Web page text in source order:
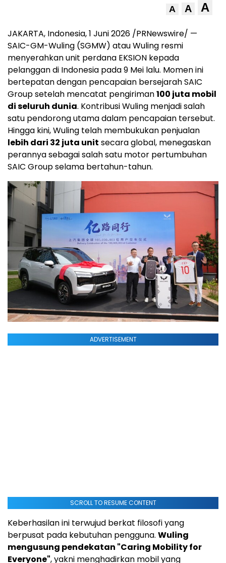
A A A
JAKARTA, Indonesia, 1 Juni 2026 /PRNewswire/ —
SAIC-GM-Wuling (SGMW) atau Wuling resmi
menyerahkan unit perdana EKSION kepada
pelanggan di Indonesia pada 9 Mei lalu. Momen ini
bertepatan dengan pencapaian bersejarah SAIC
Group setelah mencatat pengiriman100 juta mobil
di seluruh dunia. Kontribusi Wuling menjadi salah
satu pendorong utama dalam pencapaian tersebut.
Hingga kini, Wuling telah membukukan penjualan
lebih dari 32 juta unit secara global, menegaskan
perannya sebagai salah satu motor pertumbuhan
SAIC Group selama bertahun-tahun.
ADVERTISEMENT
SCROLL TO RESUME CONTENT
Keberhasilan ini terwujud berkat filosofi yang
berpusat pada kebutuhan pengguna. Wuling
mengusung pendekatan "Caring Mobility for
Everyone", yakni menghadirkan mobil yang